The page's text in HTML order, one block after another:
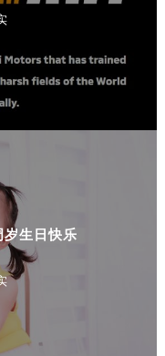
生日快乐